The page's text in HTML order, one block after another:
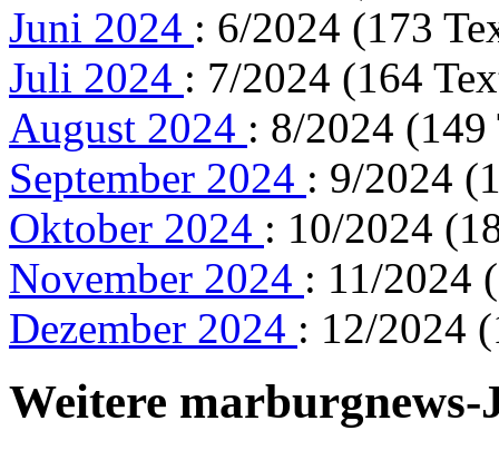
Juni 2024 : 6/2024 (173
Juli 2024 : 7/2024 (164
August 2024 : 8/2024 (149
September 2024 : 9/2024
Oktober 2024 : 10/2024
November 2024 : 11/2024
Dezember 2024 : 12/2024
Weitere marburgnews-